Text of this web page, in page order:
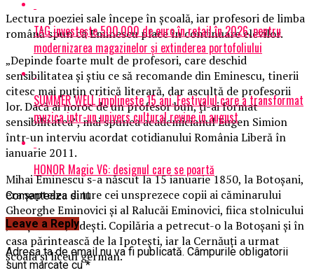
Lectura poeziei sale începe în şcoală, iar profesori de limba
română spun că Eminescu place în continuare elevilor.
„Depinde foarte mult de profesori, care deschid
sensibilitatea şi ştiu ce să recomande din Eminescu, tinerii
citesc mai puţin critică literară, dar ascultă de profesorii
lor. Dacă ai noroc de un profesor bun, ţi-ai format
sensibilitatea”, mai spunea academicianul Eugen Simion
într-un interviu acordat cotidianului România Liberă în
ianuarie 2011.
Mihai Eminescu s-a născut la 15 ianuarie 1850, la Botoşani,
era şaptelea dintre cei unsprezece copii ai căminarului
Gheorghe Eminovici şi al Ralucăi Eminovici, fiica stolnicului
Juraşcu din Joldeşti. Copilăria a petrecut-o la Botoşani şi în
casa părintească de la Ipoteşti, iar la Cernăuţi a urmat
şcoala şi liceul german.
TAG investește 500.000 de euro în retail în 2026, pentru
modernizarea magazinelor și extinderea portofoliului
SUMMER WELL implineste 15 ani. Festivalul care a transformat
muzica intr-un univers cultural revine in august
HONOR Magic V6: designul care se poartă
Comenteaza si tu
Leave a Reply
Adresa ta de email nu va fi publicată. Câmpurile obligatorii
sunt marcate cu*